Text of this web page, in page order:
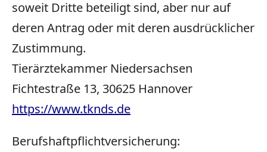
soweit Dritte beteiligt sind, aber nur auf
deren Antrag oder mit deren ausdrücklicher
Zustimmung.
Tierärztekammer Niedersachsen
Fichtestraße 13, 30625 Hannover
https://www.tknds.de
Berufshaftpflichtversicherung: